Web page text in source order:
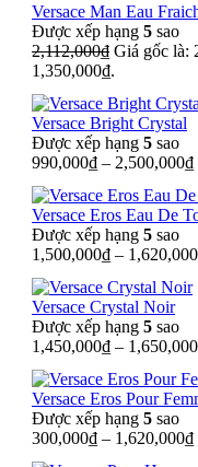
Versace Man Eau
Được xếp hạng 5 sao
2,112,000₫ Giá gốc là:
1,350,000₫.
Versace Bright Crystal
Được xếp hạng 5 sao
990,000₫ – 2,500,000₫
Versace Eros Eau De
Được xếp hạng 5 sao
1,500,000₫ – 1,620,000
Versace Crystal Noir
Được xếp hạng 5 sao
1,450,000₫ – 1,650,000
Versace Eros Pour
Được xếp hạng 5 sao
300,000₫ – 1,620,000₫